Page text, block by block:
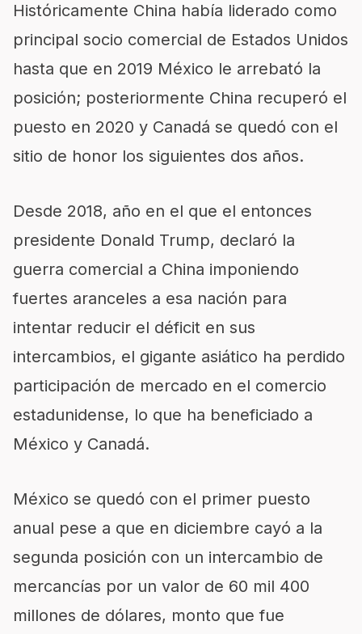
Históricamente China había liderado como
principal socio comercial de Estados Unidos
hasta que en 2019 México le arrebató la
posición; posteriormente China recuperó el
puesto en 2020 y Canadá se quedó con el
sitio de honor los siguientes dos años.
Desde 2018, año en el que el entonces
presidente Donald Trump, declaró la
guerra comercial a China imponiendo
fuertes aranceles a esa nación para
intentar reducir el déficit en sus
intercambios, el gigante asiático ha perdido
participación de mercado en el comercio
estadunidense, lo que ha beneficiado a
México y Canadá.
México se quedó con el primer puesto
anual pese a que en diciembre cayó a la
segunda posición con un intercambio de
mercancías por un valor de 60 mil 400
millones de dólares, monto que fue